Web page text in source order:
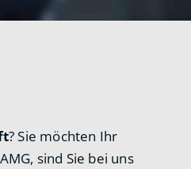
? Sie möchten Ihr
sind Sie bei uns